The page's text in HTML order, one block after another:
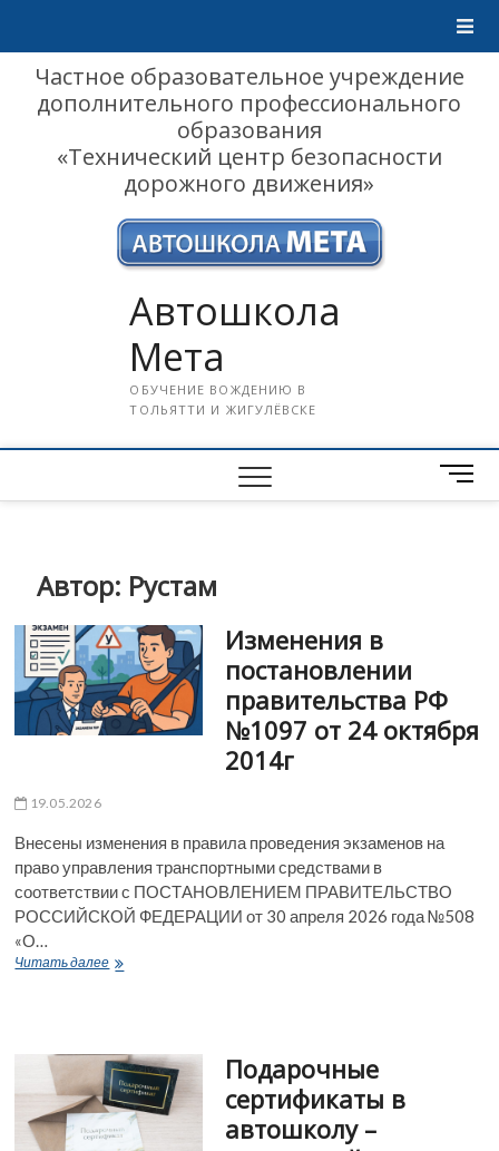
Частное образовательное учреждение
дополнительного профессионального
образования
«Технический центр безопасности
дорожного движения»
Автошкола
Мета
ОБУЧЕНИЕ ВОЖДЕНИЮ В
ТОЛЬЯТТИ И ЖИГУЛЁВСКЕ
M
e
n
Автор: Рустам
Изменения в
постановлении
правительства РФ
№1097 от 24 октября
2014г
19.05.2026
Внесены изменения в правила проведения экзаменов на
право управления транспортными средствами в
соответствии с ПОСТАНОВЛЕНИЕМ ПРАВИТЕЛЬСТВО
РОССИЙСКОЙ ФЕДЕРАЦИИ от 30 апреля 2026 года №508
«О…
Читать далееИзменения
№1097
от
24
октября
2014г
Подарочные
сертификаты в
автошколу –